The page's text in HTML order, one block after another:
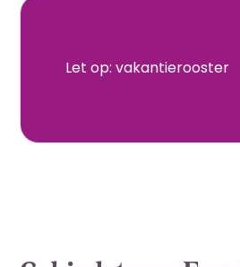
Let op: vakantierooster